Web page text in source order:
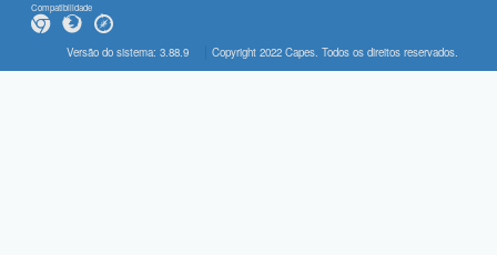
Compatibilidade
Versão do sistema: 3.88.9 Copyright 2022 Capes. Todos os direitos reservados.